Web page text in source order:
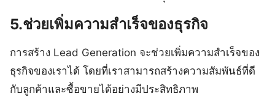
5.ช่วยเพิ่มความสำเร็จของธุรกิจ
การสร้าง Lead Generation จะช่วยเพิ่มความสำเร็จของ
ธุรกิจของเราได้ โดยที่เราสามารถสร้างความสัมพันธ์ที่ดี
กับลูกค้าและซื้อขายได้อย่างมีประสิทธิภาพ